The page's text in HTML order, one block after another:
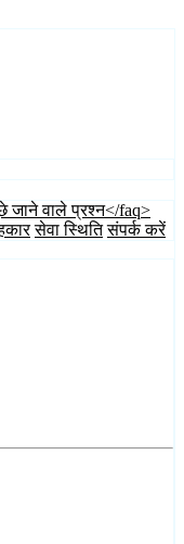
जाने वाले प्रश्न</faq>
सेवा स्थिति संपर्क करें